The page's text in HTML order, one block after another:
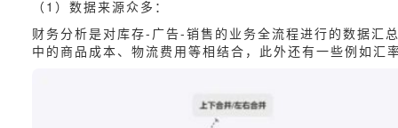
（1）数据来源众多：
财务分析是对库存-广告-销售的业务全流程进行的数据汇
中的商品成本、物流费用等相结合，此外还有一些例如